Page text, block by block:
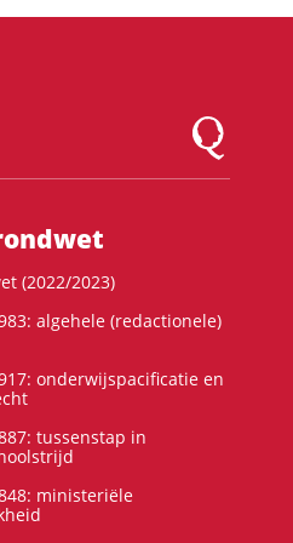
Logo
(2022/2023)
algehele (redactionele)
onderwijspacificatie en
tussenstap in
ministeriële